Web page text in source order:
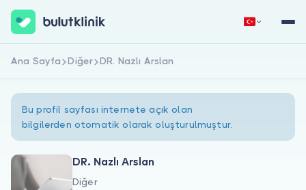
Hemen Kaydol
Ana Sayfa Diğer DR. Nazlı Arslan
Bu profil sayfası internete açık olan
bilgilerden otomatik olarak oluşturulmuştur.
DR. Nazlı Arslan
Diğer